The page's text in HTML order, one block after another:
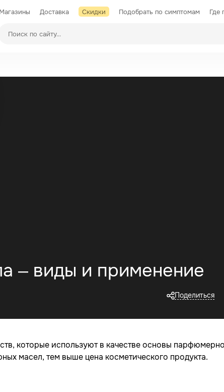
Магазины Доставка Скидки Подобрать по симптомам Где
Производители
– виды и применение
Поделиться
которые используют в качестве основы
масел, тем выше цена косметического продукта.